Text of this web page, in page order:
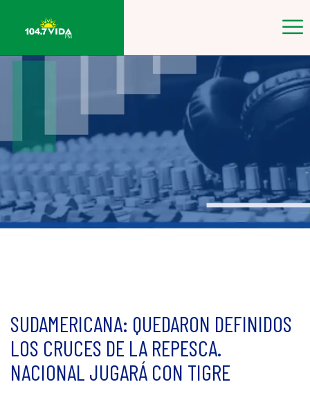
SUDAMERICANA: QUEDARON DEFINIDOS
LOS CRUCES DE LA REPESCA.
NACIONAL JUGARÁ CON TIGRE